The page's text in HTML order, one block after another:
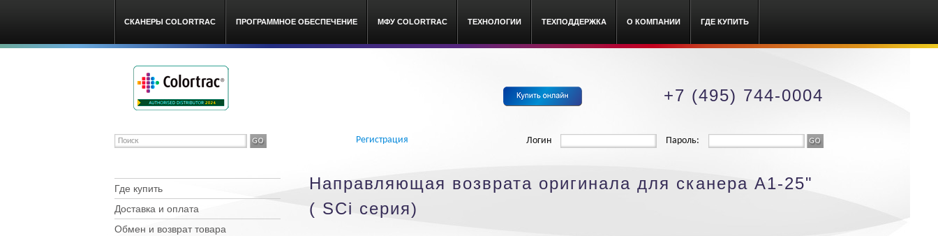
СКАНЕРЫ COLORTRAC ПРОГРАММНОЕ ОБЕСПЕЧЕНИЕ МФУ COLORTRAC ТЕХНОЛОГИИ ТЕХПОДДЕРЖКА О КОМПАНИИ ГДЕ КУПИТЬ
+7 (495) 744-0004
Регистрация Логин Пароль:
Где купить
Доставка и оплата
Обмен и возврат товара
Направляющая возврата оригинала для сканера А1-25"
( SCi серия)